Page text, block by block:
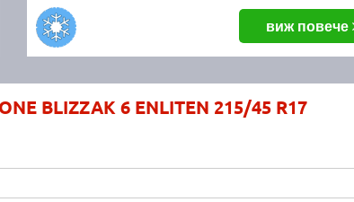
виж повече
BLIZZAK 6 ENLITEN 215/45 R17